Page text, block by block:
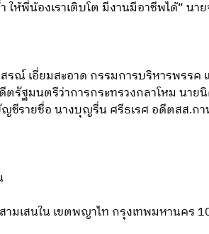
ให้พี่น้องเราเติบโต มีงานมีอาชีพได้“ นา
รณ์ เอี่ยมสะอาด กรรมการบริหารพรร
รัฐมนตรีว่าการกระทรวงกลาโหม นา
รายชื่อ นางบุญรื่น ศรีธเรศ อดีตสส.ก
มเสนใน เขตพญาไท กรุงเทพมหานคร